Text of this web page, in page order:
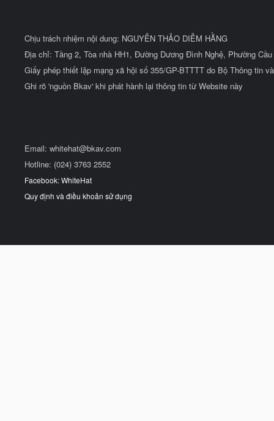
Chịu trách nhiệm nội dung: NGUYỄN THẢO DIỄM HẰNG
Địa chỉ: Tầng 2, Tòa nhà HH1, Đường Dương Đình Nghệ, Phường
Giấy phép thiết lập mạng xã hội số 355/GP-BTTTT do Bộ Thông tin
Ghi rõ 'nguồn Bkav' khi phát hành lại thông tin từ Website này
Email: whitehat@bkav.com
Hotline: (024) 3763 2552
Facebook: WhiteHat
Quy định và điều khoản sử dụng